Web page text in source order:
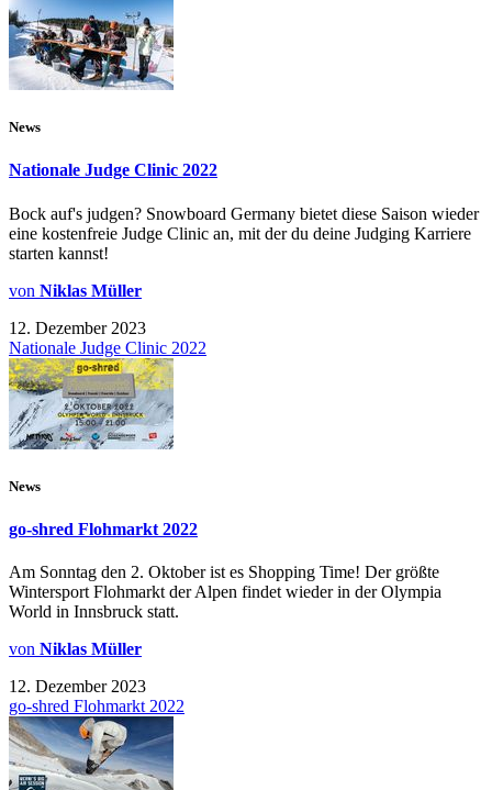
News
Nationale Judge Clinic 2022
Bock auf's judgen? Snowboard Germany bietet diese Saison wieder
eine kostenfreie Judge Clinic an, mit der du deine Judging Karriere
starten kannst!
von Niklas Müller
12. Dezember 2023
Nationale Judge Clinic 2022
News
go-shred Flohmarkt 2022
Am Sonntag den 2. Oktober ist es Shopping Time! Der größte
Wintersport Flohmarkt der Alpen findet wieder in der Olympia
World in Innsbruck statt.
von Niklas Müller
12. Dezember 2023
go-shred Flohmarkt 2022